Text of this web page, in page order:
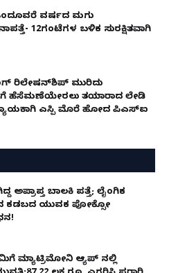
ವರ್ಷದ ಮಗು
12ಗಂಟೆಗಳ ಬಳಿಕ ಸುರಕ್ಷಿತವಾಗಿ
ರಿಲೇಷನ್‌ಶಿಪ್ ಮುರಿದು
ಹೆಸೆಮಣೆಯೇರಲು ತಯಾರಾದ ಲೇಡಿ
ಎಸ್ಪಿ ಮೊರೆ ಹೋದ ಪಿಎಸ್ಐ
ಅಪ್ರಾಪ್ತ ಬಾಲಕಿ ಪತ್ತೆ; ಲೈಂಗಿಕ
ಕಡಬದ ಯುವಕ ಪೋಕ್ಸೋ
ಮ್ಯಾಟ್ರಿಮೋನಿ ಆ್ಯಪ್ ನಲ್ಲಿ